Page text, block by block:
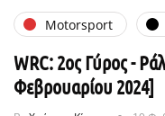
Motorsport
WRC: 2ος Γύρος -
Φεβρουαρίου 2024]